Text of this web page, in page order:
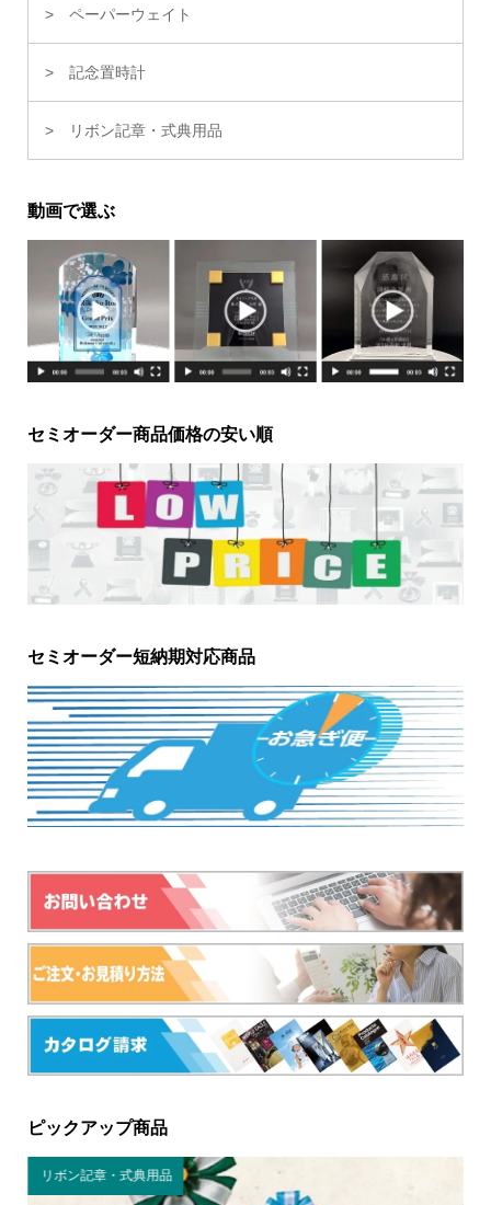
ペーパーウェイト
記念置時計
リボン記章・式典用品
動画で選ぶ
セミオーダー商品価格の安い順
セミオーダー短納期対応商品
ピックアップ商品
リボン記章・式典用品